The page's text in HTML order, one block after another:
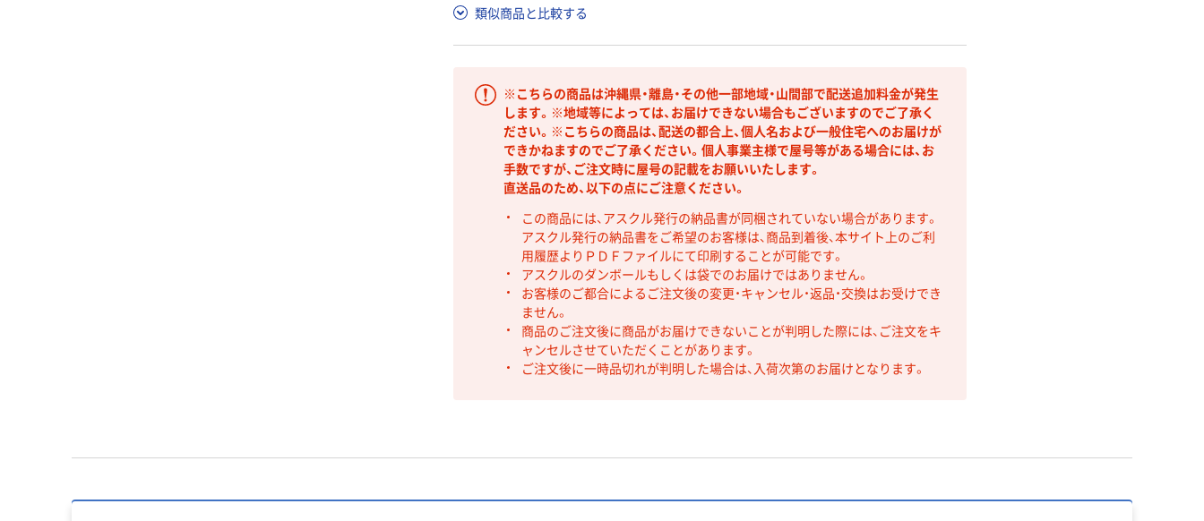
類似商品と比較する
※こちらの商品は沖縄県・離島・その他一部地域・山間部で配送追加料金が発生
します。※地域等によっては、お届けできない場合もございますのでご了承く
ださい。※こちらの商品は、配送の都合上、個人名および一般住宅へのお届けが
できかねますのでご了承ください。個人事業主様で屋号等がある場合には、お
手数ですが、ご注文時に屋号の記載をお願いいたします。
直送品のため、以下の点にご注意ください。
この商品には、アスクル発行の納品書が同梱されていない場合があります。
アスクル発行の納品書をご希望のお客様は、商品到着後、本サイト上のご利
用履歴よりＰＤＦファイルにて印刷することが可能です。
アスクルのダンボールもしくは袋でのお届けではありません。
お客様のご都合によるご注文後の変更・キャンセル・返品・交換はお受けでき
ません。
商品のご注文後に商品がお届けできないことが判明した際には、ご注文をキ
ャンセルさせていただくことがあります。
ご注文後に一時品切れが判明した場合は、入荷次第のお届けとなります。